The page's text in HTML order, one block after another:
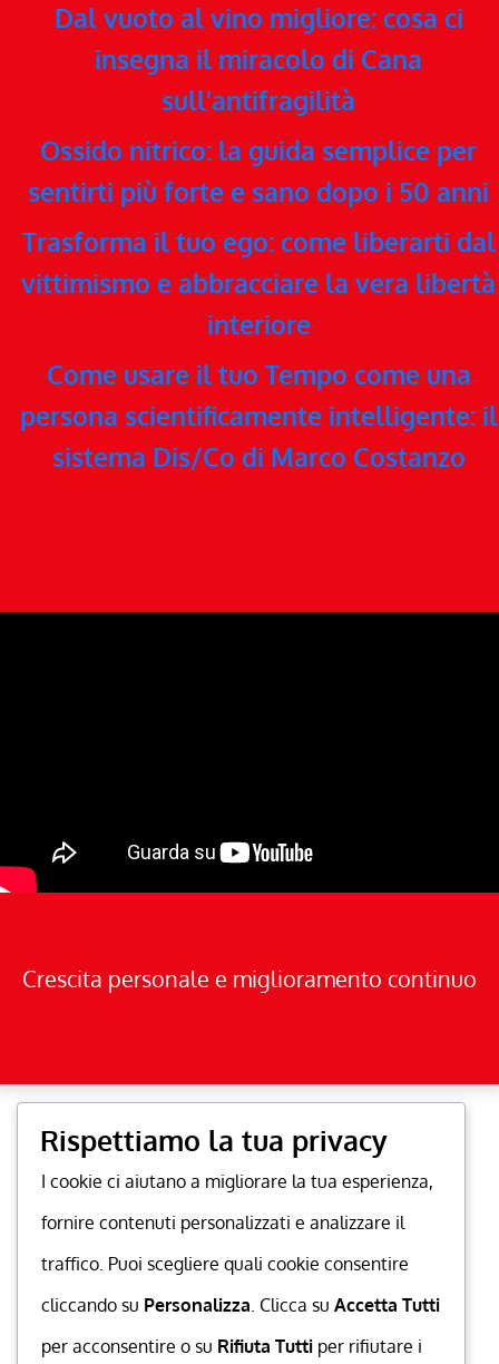
Dal vuoto al vino migliore: cosa ci
insegna il miracolo di Cana
sull’antifragilità
Ossido nitrico: la guida semplice per
sentirti più forte e sano dopo i 50 anni
Trasforma il tuo ego: come liberarti dal
vittimismo e abbracciare la vera libertà
interiore
Come usare il tuo Tempo come una
persona scientificamente intelligente: il
sistema Dis/Co di Marco Costanzo
Crescita personale e miglioramento continuo
Rispettiamo la tua privacy
I cookie ci aiutano a migliorare la tua esperienza,
fornire contenuti personalizzati e analizzare il
traffico. Puoi scegliere quali cookie consentire
cliccando su Personalizza. Clicca su Accetta Tutti
per acconsentire o su Rifiuta Tutti per rifiutare i